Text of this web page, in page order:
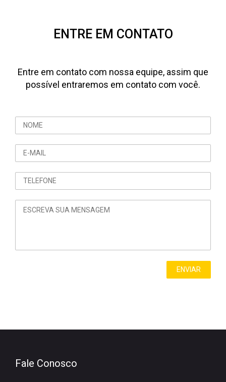
ENTRE EM CONTATO
Entre em contato com nossa equipe, assim que
possível entraremos em contato com você.
Fale Conosco